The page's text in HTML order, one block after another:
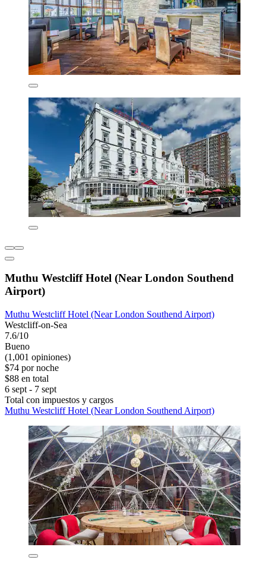
Muthu Westcliff Hotel (Near London Southend
Airport)
Muthu Westcliff Hotel (Near London Southend Airport)
Westcliff-on-Sea
7.6/10
Bueno
(1,001 opiniones)
$74 por noche
$88 en total
6 sept - 7 sept
Total con impuestos y cargos
Muthu Westcliff Hotel (Near London Southend Airport)